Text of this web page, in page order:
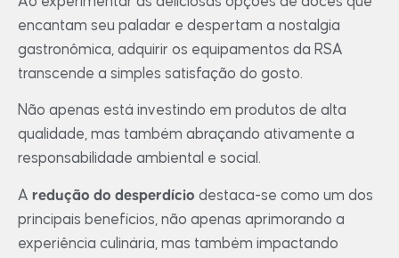
encantam seu paladar e despertam a nostalgia
gastronômica, adquirir os equipamentos da RSA
transcende a simples satisfação do gosto.
Não apenas está investindo em produtos de alta
qualidade, mas também abraçando ativamente a
responsabilidade ambiental e social.
A redução do desperdício destaca-se como um dos
principais benefícios, não apenas aprimorando a
experiência culinária, mas também impactando